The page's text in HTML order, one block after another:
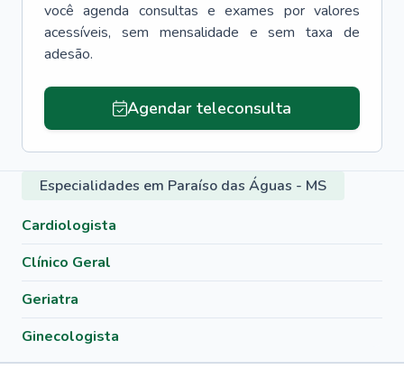
você agenda consultas e exames por valores
acessíveis, sem mensalidade e sem taxa de
adesão.
Agendar teleconsulta
Especialidades em Paraíso das Águas - MS
Cardiologista
Clínico Geral
Geriatra
Ginecologista